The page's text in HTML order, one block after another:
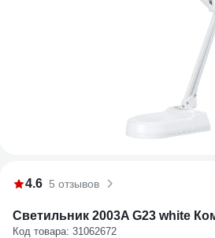
4.6 5 отзывов
Светильник 2003A G23 white
Код товара: 31062672